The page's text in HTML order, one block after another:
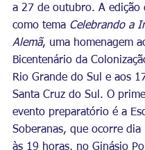
a 27 de outubro. A edição
como tema Celebrando a
Alemã, uma homenagem
Bicentenário da
Rio Grande do Sul e aos
Santa Cruz do Sul. O
evento preparatório é a
Soberanas, que ocorre dia
às 19 horas, no Ginásio